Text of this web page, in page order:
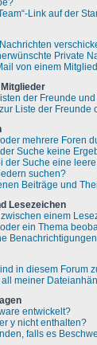
Link auf der
Private
von einem
der Freunde
Liste der
mehrere Foren
Suche keine
der Suche eine
suchen?
Beiträge und
Lesezeichen
einem
ein Thema
in diesem Forum
meiner
entwickelt?
y nicht enthalten?
falls es